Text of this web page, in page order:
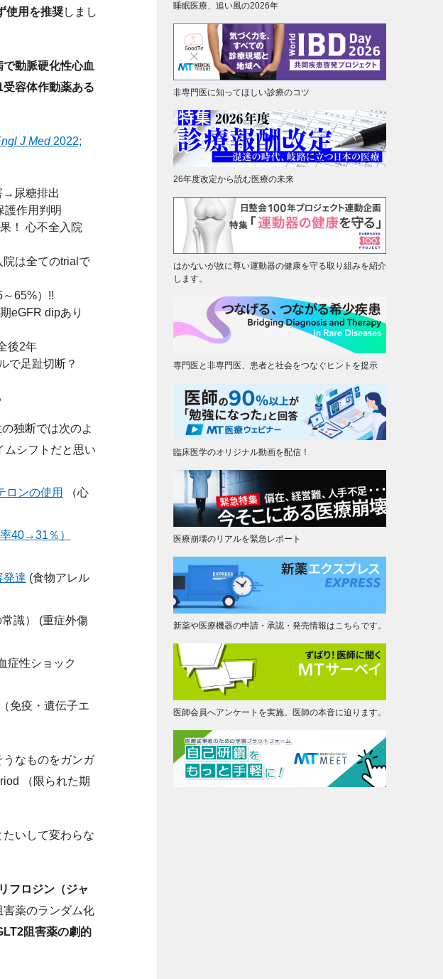
使用を推奨しまし
で動脈硬化性心血
容体作動薬ある
J Med2022;
→尿糖排出
作用判明
！ 心不全入院
は全てのtrialで
65%）!!
eGFR dipあり
後2年
で足趾切断？
独断では次のよ
ムシフトだと思い
ロンの使用
（心
40→31％）
発達 (食物アレル
識） (重症外傷
症性ショック
（免疫・遺伝子エ
なものをガンガ
（限られた期
いして変わらな
フロジン（ジャ
薬のランダム化
阻害薬の劇的
睡眠医療、追い風の2026年
非専門医に知ってほしい診療のコツ
26年度改定から読む医療の未来
はかないが故に尊い運動器の健康を守る取り組みを紹介
します。
専門医と非専門医、患者と社会をつなぐヒントを提示
臨床医学のオリジナル動画を配信！
医療崩壊のリアルを緊急レポート
新薬や医療機器の申請・承認・発売情報はこちらです。
医師会員へアンケートを実施。医師の本音に迫ります。